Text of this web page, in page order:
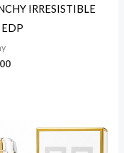
IRRESISTIBLE